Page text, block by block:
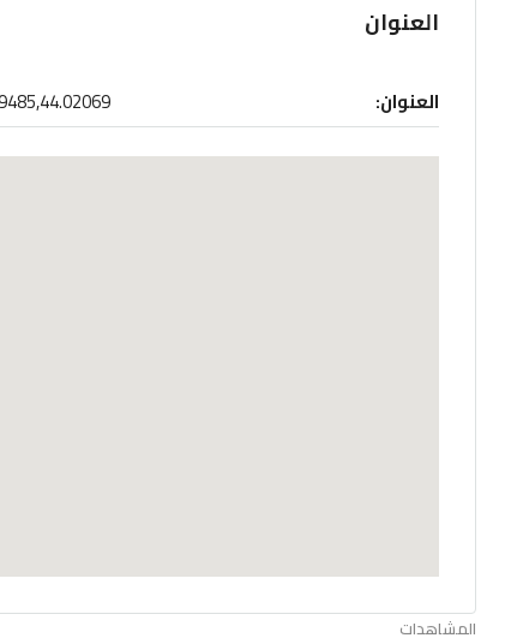
العنوان
العنوان:
المشاهدات